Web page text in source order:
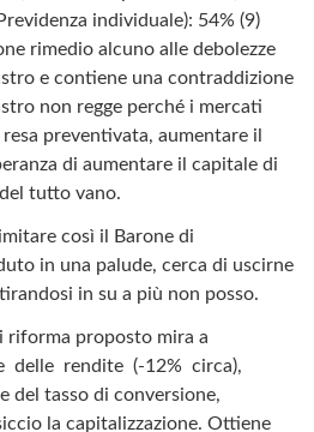
individuale): 54% (9)
rimedio alcuno alle debolezze
e contiene una contraddizione
non regge perché i mercati
preventivata, aumentare il
di aumentare il capitale di
tutto vano.
così il Barone di
in una palude, cerca di uscirne
in su a più non posso.
riforma proposto mira a
delle rendite (-12% circa),
del tasso di conversione,
la capitalizzazione. Ottiene